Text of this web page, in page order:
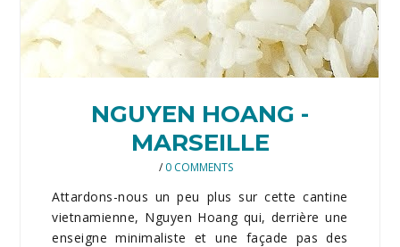
NGUYEN HOANG -
MARSEILLE
/ 0 COMMENTS
Attardons-nous un peu plus sur cette cantine
vietnamienne, Nguyen Hoang qui, derrière une
enseigne minimaliste et une façade pas des